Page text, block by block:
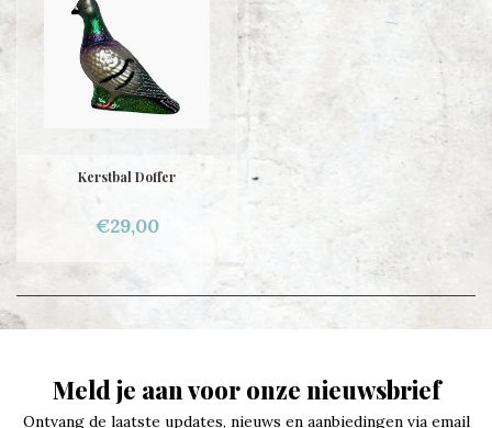
Kerstbal Doffer
€29,00
Meld je aan voor onze nieuwsbrief
Ontvang de laatste updates, nieuws en aanbiedingen via email